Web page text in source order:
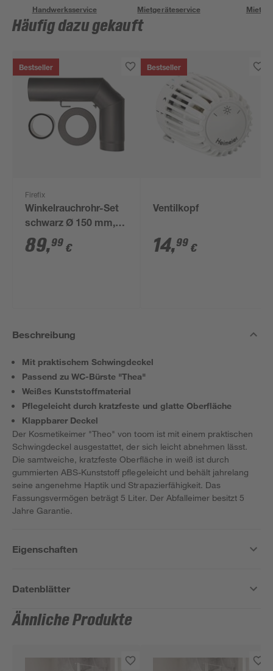
Handwerksservice Mietgeräteservice
Häufig dazu gekauft
Bestseller
Firefix
Winkelrauchrohr-Set
schwarz Ø 150 mm,
3-teilig
89,99 €
Bestseller
Ventilkopf
14,99 €
Beschreibung
Mit praktischem Schwingdeckel
Passend zu WC-Bürste "Thea"
Weißes Kunststoffmaterial
Pflegeleicht durch kratzfeste und glatte Oberfläche
Klappbarer Deckel
Der Kosmetikeimer "Theo" von toom ist mit einem praktischen
Schwingdeckel ausgestattet, der sich leicht abnehmen lässt.
Die samtweiche, kratzfeste Oberfläche in weiß ist durch
gummierten ABS-Kunststoff pflegeleicht und behält jahrelang
seine angenehme Haptik und Strapazierfähigkeit. Das
Fassungsvermögen beträgt 5 Liter. Der Abfalleimer besitzt 5
Jahre Garantie.
Eigenschaften
Datenblätter
Ähnliche Produkte